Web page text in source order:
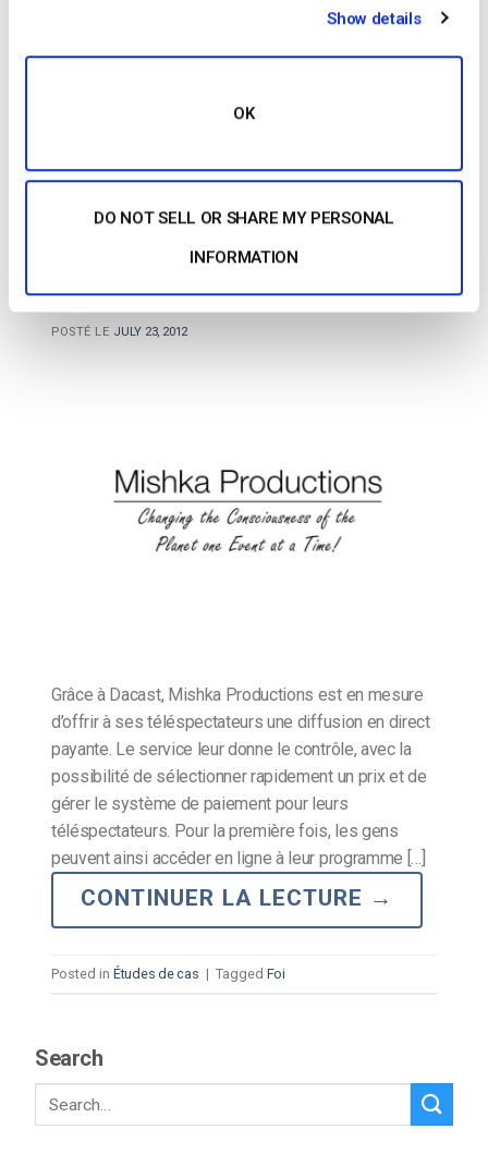
Show details
OK
DO NOT SELL OR SHARE MY PERSONAL
INFORMATION
CONTINUER LA LECTURE→
POSTÉ LE JULY 23, 2012
Grâce à Dacast, Mishka Productions est en mesure
d’offrir à ses téléspectateurs une diffusion en direct
payante. Le service leur donne le contrôle, avec la
possibilité de sélectionner rapidement un prix et de
gérer le système de paiement pour leurs
téléspectateurs. Pour la première fois, les gens
peuvent ainsi accéder en ligne à leur programme […]
CONTINUER LA LECTURE →
Posted in Études de cas | Tagged Foi
Search